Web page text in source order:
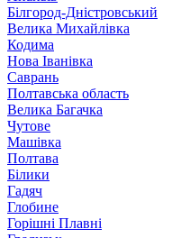
Білгород-Дністровський
Велика Михайлівка
Кодима
Нова Іванівка
Саврань
Полтавська область
Велика Багачка
Чутове
Машівка
Полтава
Білики
Гадяч
Глобине
Горішні Плавні